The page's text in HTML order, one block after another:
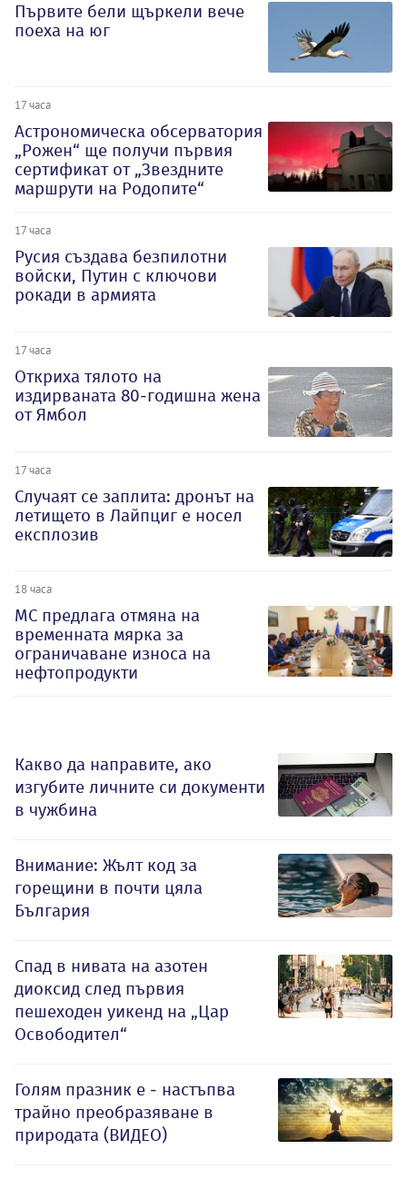
Първите бели щъркели вече
поеха на юг
17 часа
Астрономическа обсерватория
„Рожен“ ще получи първия
сертификат от „Звездните
маршрути на Родопите“
17 часа
Русия създава безпилотни
войски, Путин с ключови
рокади в армията
17 часа
Откриха тялото на
издирваната 80-годишна жена
от Ямбол
17 часа
Случаят се заплита: дронът на
летището в Лайпциг е носел
експлозив
18 часа
МС предлага отмяна на
временната мярка за
ограничаване износа на
нефтопродукти
Какво да направите, ако
изгубите личните си документи
в чужбина
Внимание: Жълт код за
горещини в почти цяла
България
Спад в нивата на азотен
диоксид след първия
пешеходен уикенд на „Цар
Освободител“
Голям празник е - настъпва
трайно преобразяване в
природата (ВИДЕО)